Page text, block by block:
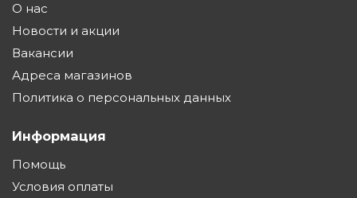
О нас
Новости и акции
Вакансии
Адреса магазинов
Политика о персональных данных
Информация
Помощь
Условия оплаты